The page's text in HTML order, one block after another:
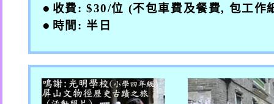
● 收費: $30/位 (不包車費及餐費, 包工作
● 時間 : 半日